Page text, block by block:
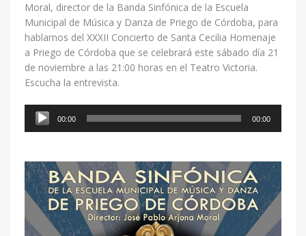
Moral, director de la Banda Sinfónica de la Escuela
Municipal de Música y Danza de Priego de Córdoba, para
hablarnos del XXXII Concierto de Santa Cecilia Homenaje
a Priego de Córdoba que se celebrará este sábado día 21
de noviembre a las 21:00 horas en el Teatro Victoria.
Escucha la entrevista.
Reproductor
00:00 00:00